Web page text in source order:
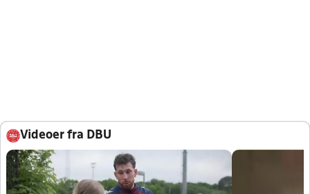
Videoer fra DBU